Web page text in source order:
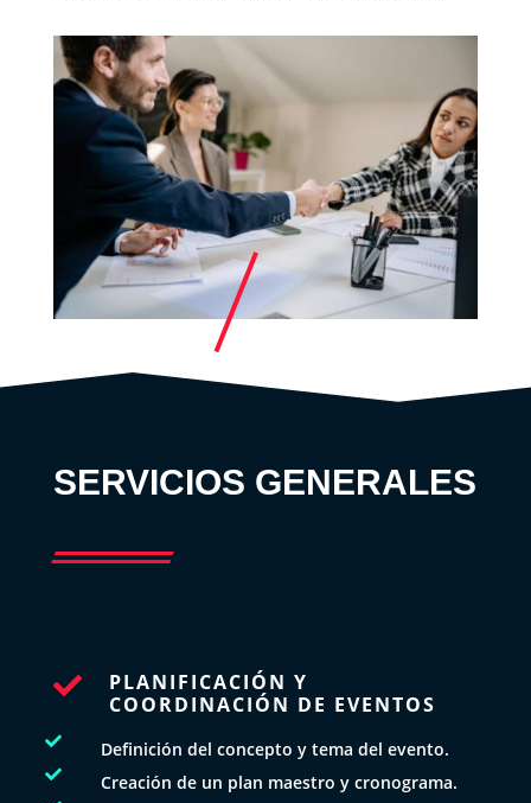
SERVICIOS GENERALES

PLANIFICACIÓN Y
COORDINACIÓN DE EVENTOS
 Definición del concepto y tema del evento.
 Creación de un plan maestro y cronograma.